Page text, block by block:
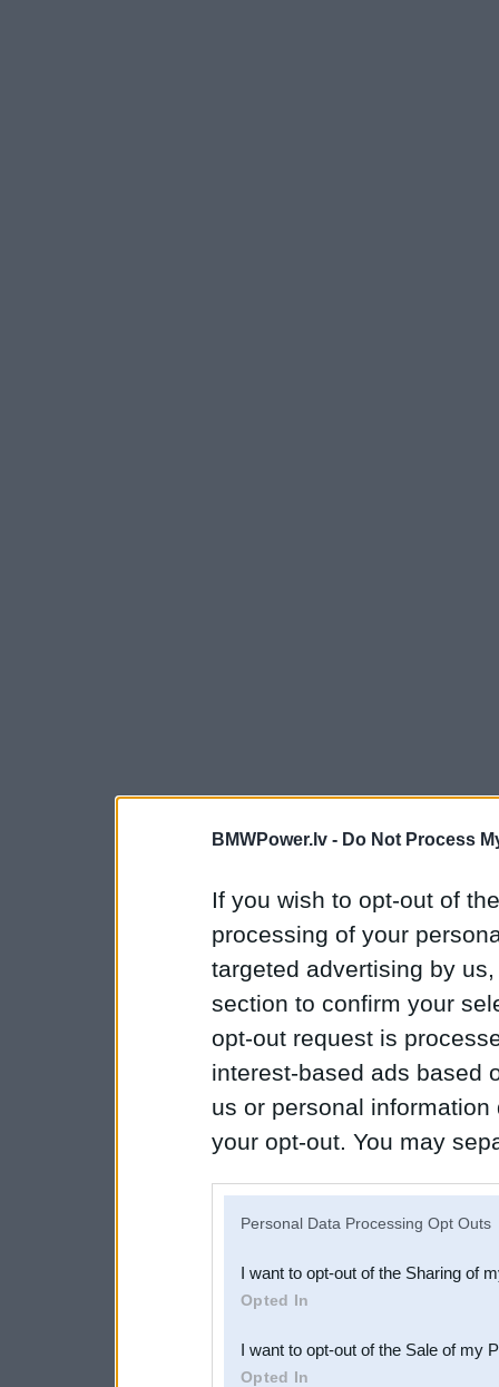
BMWPower.lv - Do Not Process
If you wish to opt-out of
processing of your
targeted advertising by
section to confirm your
opt-out request is
interest-based ads based
us or personal
your opt-out. You may
Downstream Participants
third parties.
Personal Data Processing Opt Outs
I want to opt-out of the Sharing of
Opted In
I want to opt-out of the Sale of my
Opted In